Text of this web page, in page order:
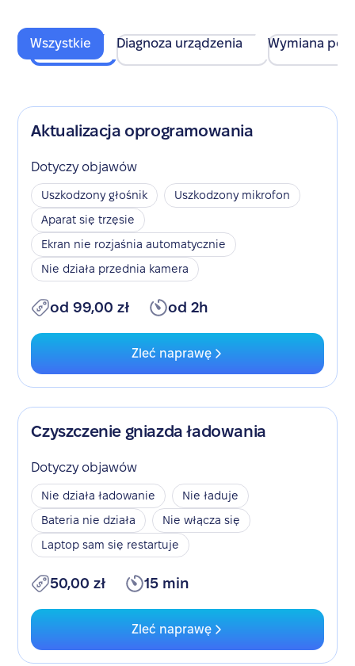
Wszystkie Diagnoza urządzenia Wymiana
Aktualizacja oprogramowania
Dotyczy objawów
Uszkodzony głośnik
Uszkodzony mikrofon
Aparat się trzęsie
Ekran nie rozjaśnia automatycznie
Nie działa przednia kamera
od 99,00 zł od 2h
Zleć naprawę
Czyszczenie gniazda ładowania
Dotyczy objawów
Nie działa ładowanie
Nie ładuje
Bateria nie działa
Nie włącza się
Laptop sam się restartuje
50,00 zł 15 min
Zleć naprawę